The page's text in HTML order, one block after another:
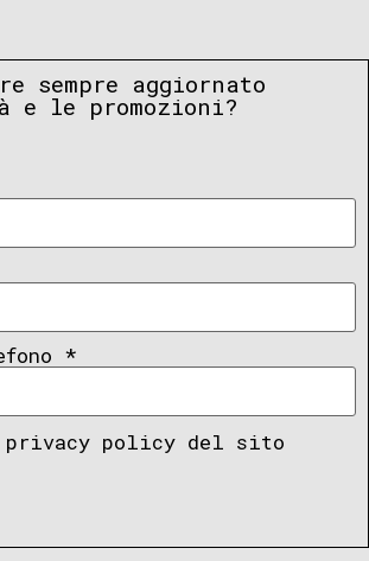
sempre aggiornato
e le promozioni?
*
privacy policy del sito